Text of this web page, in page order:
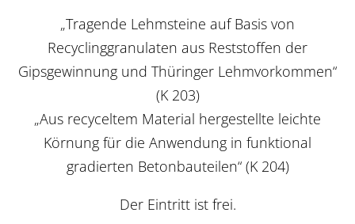
„Tragende Lehmsteine auf Basis von
Recyclinggranulaten aus Reststoffen der
Gipsgewinnung und Thüringer Lehmvorkommen“
(K 203)
„Aus recyceltem Material hergestellte leichte
Körnung für die Anwendung in funktional
gradierten Betonbauteilen“ (K 204)
Der Eintritt ist frei.